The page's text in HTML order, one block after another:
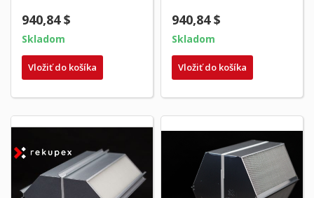
940,84 $
Skladom
Vložiť do košíka
940,84 $
Skladom
Vložiť do košíka